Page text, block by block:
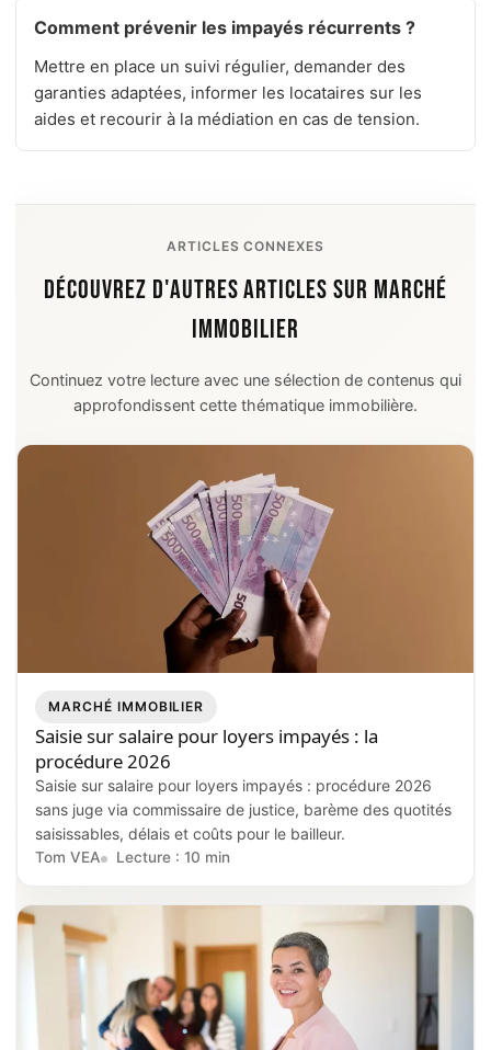
Comment prévenir les impayés récurrents ?
Mettre en place un suivi régulier, demander des
garanties adaptées, informer les locataires sur les
aides et recourir à la médiation en cas de tension.
ARTICLES CONNEXES
DÉCOUVREZ D'AUTRES ARTICLES SUR MARCHÉ
IMMOBILIER
Continuez votre lecture avec une sélection de contenus qui
approfondissent cette thématique immobilière.
MARCHÉ IMMOBILIER
Saisie sur salaire pour loyers impayés : la
procédure 2026
Saisie sur salaire pour loyers impayés : procédure 2026
sans juge via commissaire de justice, barème des quotités
saisissables, délais et coûts pour le bailleur.
Tom VEA Lecture : 10 min